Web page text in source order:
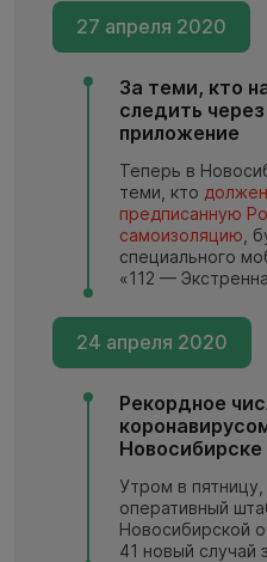
27 апреля 2020
За теми, кто
следить
приложение
Теперь в
теми, кто
предписанную
самоизоляцию ,
специального
«112 —
24 апреля 2020
Рекордное
Новосибирске
Утром в
оперативный
Новосибирской
41 новый случай